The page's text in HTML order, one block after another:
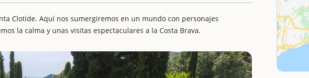
Clotide. Aquí nos sumergiremos en un mundo con personajes
la calma y unas visitas espectaculares a la Costa Brava.